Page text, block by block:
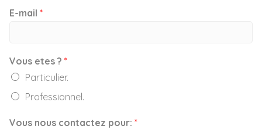
E-mail *
Vous etes ? *
Particulier.
Professionnel.
Vous nous contactez pour: *